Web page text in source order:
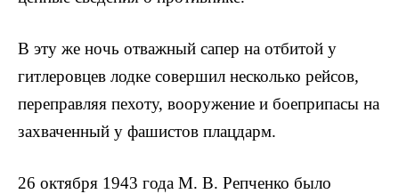
В эту же ночь отважный сапер на отбитой у
гитлеровцев лод­ке совершил несколько рейсов,
переправляя пехоту, вооружение и боеприпасы на
захваченный у фашистов плацдарм.
26 октября 1943 года М. В. Репченко было